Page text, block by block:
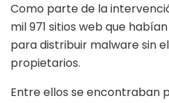
Como parte de la
mil 971 sitios web que
para distribuir malware sin
propietarios.
Entre ellos se encontraban